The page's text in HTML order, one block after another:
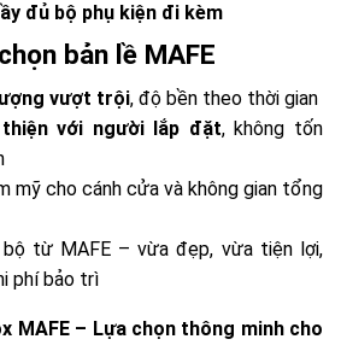
đủ bộ phụ kiện đi kèm
bản lề MAFE
vượt trội, độ bền theo thời gian
với người lắp đặt, không tốn
mỹ cho cánh cửa và không gian tổng
bộ từ MAFE – vừa đẹp, vừa tiện lợi,
phí bảo trì
MAFE – Lựa chọn thông minh cho